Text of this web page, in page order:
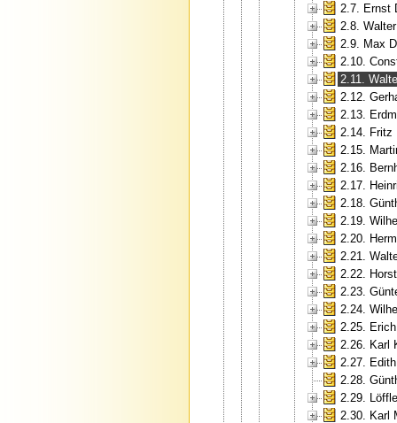
2.7. Ernst
2.8.
2.9. Max
2.10.
2.11.
2.12.
2.13.
2.14. Fritz
2.15.
2.16.
2.17.
2.18.
2.19.
2.20.
2.21.
2.22.
2.23.
2.24.
2.25.
2.26. Karl
2.27.
2.28.
2.29.
2.30. Karl